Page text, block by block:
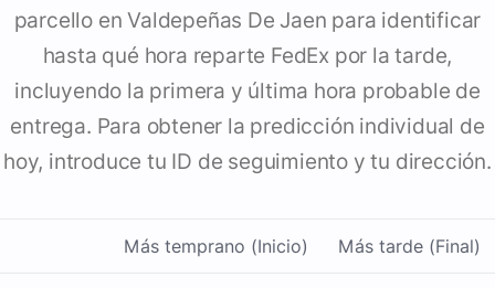
parcello en Valdepeñas De Jaen para identificar
hasta qué hora reparte FedEx por la tarde,
incluyendo la primera y última hora probable de
entrega. Para obtener la predicción individual de
hoy, introduce tu ID de seguimiento y tu dirección.
Más temprano (Inicio) Más tarde (Final)